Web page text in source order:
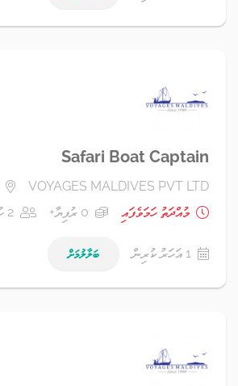
Safari Boat Captain
VOYAGES MALDIVES PVT LTD
މުއްދަތު ހަމަވެފައި
0 ރުފިޔާ+ 2 ހުސް މަޤާމް
1 އަހަރު ކުރިން ބަލާލުމަށް